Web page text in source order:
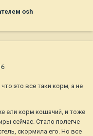
osh
это все таки корм, а не
ели корм кошачий, и тоже
сейчас. Стало полегче
скормила его. Но все